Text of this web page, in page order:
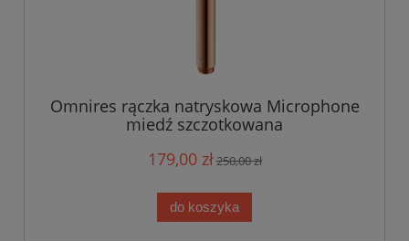
Omnires rączka natryskowa Microphone
miedź szczotkowana
179,00 zł250,00 zł
do koszyka